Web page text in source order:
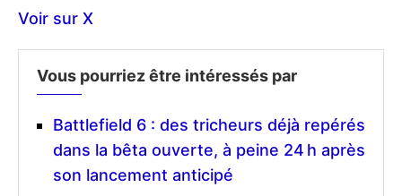
Voir sur X
Vous pourriez être intéressés par
Battlefield 6 : des tricheurs déjà repérés
dans la bêta ouverte, à peine 24 h après
son lancement anticipé